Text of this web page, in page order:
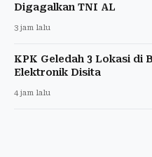
Digagalkan TNI AL
3 jam lalu
KPK Geledah 3 Lokasi di
Elektronik Disita
4 jam lalu